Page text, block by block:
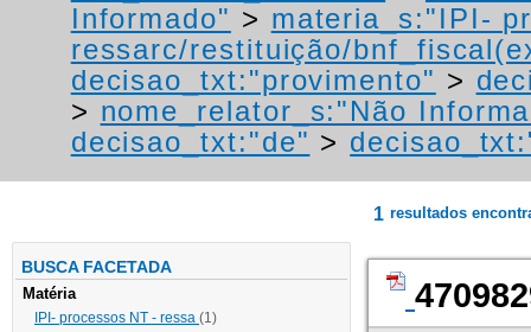
Informado" > materia_s:"IPI-
ressarc/restituição/
decisao_txt:"provimento" >
> nome_relator_s:"Não
decisao_txt:"de" >
BUSCA FACETADA
Matéria
IPI- processos NT - ressa (1)
1 resultados